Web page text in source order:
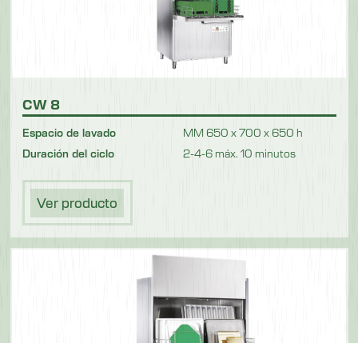
CW 8
Espacio de lavado
MM 650 x 700 x 650 h
Duración del ciclo
2-4-6 máx. 10 minutos
Ver producto